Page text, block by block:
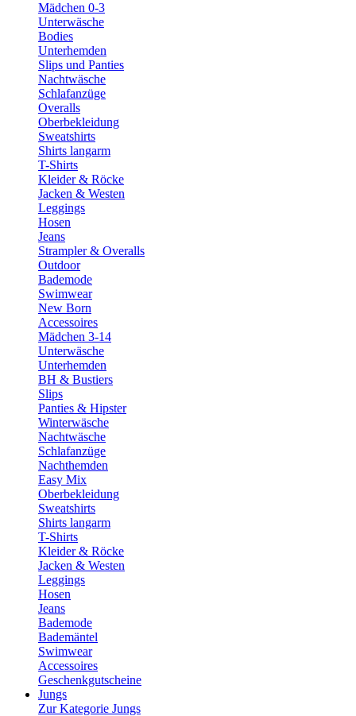
Mädchen 0-3
Unterwäsche
Bodies
Unterhemden
Slips und Panties
Nachtwäsche
Schlafanzüge
Overalls
Oberbekleidung
Sweatshirts
Shirts langarm
T-Shirts
Kleider & Röcke
Jacken & Westen
Leggings
Hosen
Jeans
Strampler & Overalls
Outdoor
Bademode
Swimwear
New Born
Accessoires
Mädchen 3-14
Unterwäsche
Unterhemden
BH & Bustiers
Slips
Panties & Hipster
Winterwäsche
Nachtwäsche
Schlafanzüge
Nachthemden
Easy Mix
Oberbekleidung
Sweatshirts
Shirts langarm
T-Shirts
Kleider & Röcke
Jacken & Westen
Leggings
Hosen
Jeans
Bademode
Bademäntel
Swimwear
Accessoires
Geschenkgutscheine
Jungs
Zur Kategorie Jungs